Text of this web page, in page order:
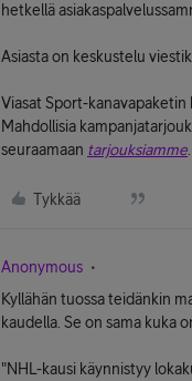
hetkellä
Asiasta on keskustelu
Viasat Sport-kanavapaketin
Mahdollisia
seuraamaan tarjouksiamme
Tykkää
Anonymous
Kyllähän tuossa teidänkin
kaudella. Se on sama kuka
"NHL-kausi käynnistyy